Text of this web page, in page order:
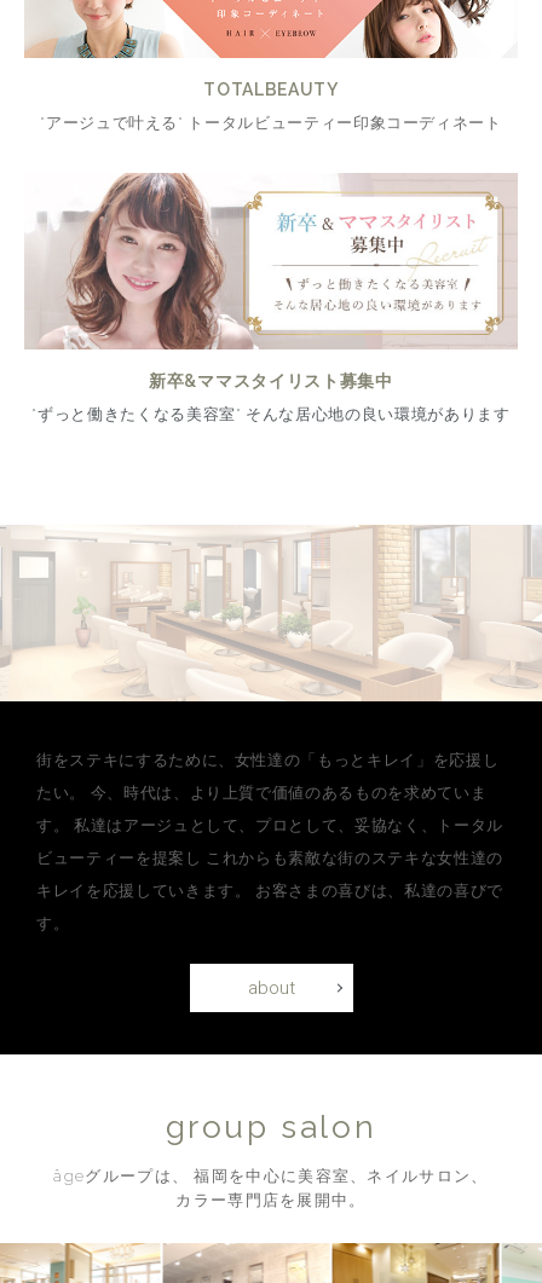
TOTALBEAUTY
"アージュで叶える" トータルビューティー印象コーディネート
新卒&ママスタイリスト募集中
"ずっと働きたくなる美容室" そんな居心地の良い環境があります
街をステキにするために、女性達の「もっとキレイ」を応援し
たい。
今、時代は、より上質で価値のあるものを求めていま
す。
私達はアージュとして、プロとして、妥協なく、トータル
ビューティーを提案し これからも素敵な街のステキな女性達の
キレイを応援していきます。
お客さまの喜びは、私達の喜びで
す。
about
group salon
âgeグループは、 福岡を中心に美容室、ネイルサロン、
カラー専門店を展開中。